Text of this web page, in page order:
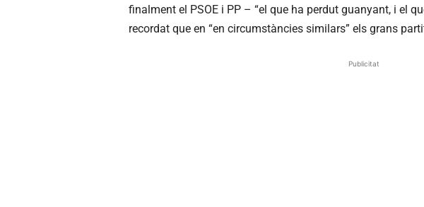
finalment el PSOE i PP – “el que ha perdut guanyant, i el
recordat que en “en circumstàncies similars” els grans
Publicitat